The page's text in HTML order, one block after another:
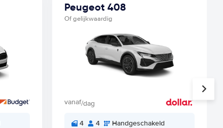
Peugeot 408
Of gelijkwaardig
vanaf/dag
4 4 Handgeschakeld